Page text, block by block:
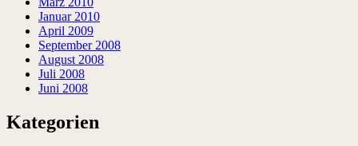
Januar 2010
April 2009
September 2008
August 2008
Juli 2008
Juni 2008
Kategorien